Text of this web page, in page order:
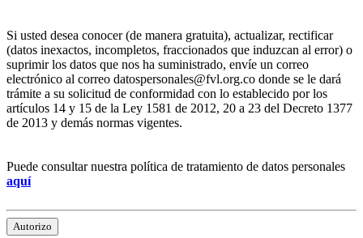
Si usted desea conocer (de manera gratuita), actualizar, rectificar
(datos inexactos, incompletos, fraccionados que induzcan al error) o
suprimir los datos que nos ha suministrado, envíe un correo
electrónico al correo datospersonales@fvl.org.co donde se le dará
trámite a su solicitud de conformidad con lo establecido por los
artículos 14 y 15 de la Ley 1581 de 2012, 20 a 23 del Decreto 1377
de 2013 y demás normas vigentes.
Puede consultar nuestra política de tratamiento de datos personales
aquí
Autorizo